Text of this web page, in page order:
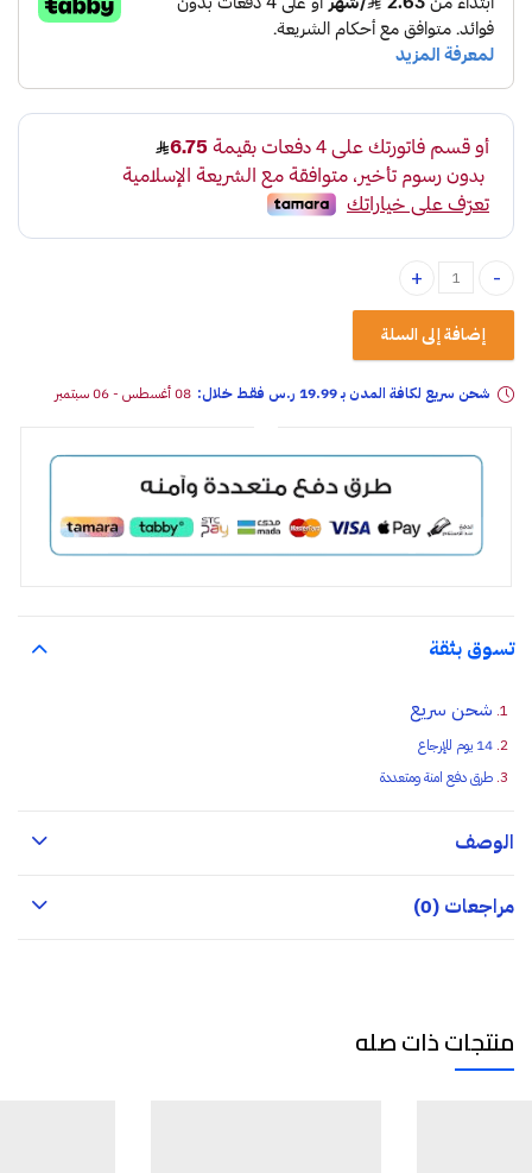
مساحة زجاج هايبرد بي تي برو ، مقاس 22 quantity
إضافة إلى السلة
شحن سريع لكافة المدن بـ 19.99 ر.س فقـط خلال: 08 أغسطس - 06 سبتمبر
تسوق بثقة
شحن سريع
14 يوم للإرجاع
طرق دفع امنة ومتعددة
الوصف
مراجعات (0)
منتجات ذات صله